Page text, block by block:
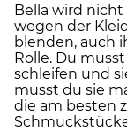
Bella wird
wegen der
blenden, auch
Rolle. Du
schleifen und
musst du sie
die am besten